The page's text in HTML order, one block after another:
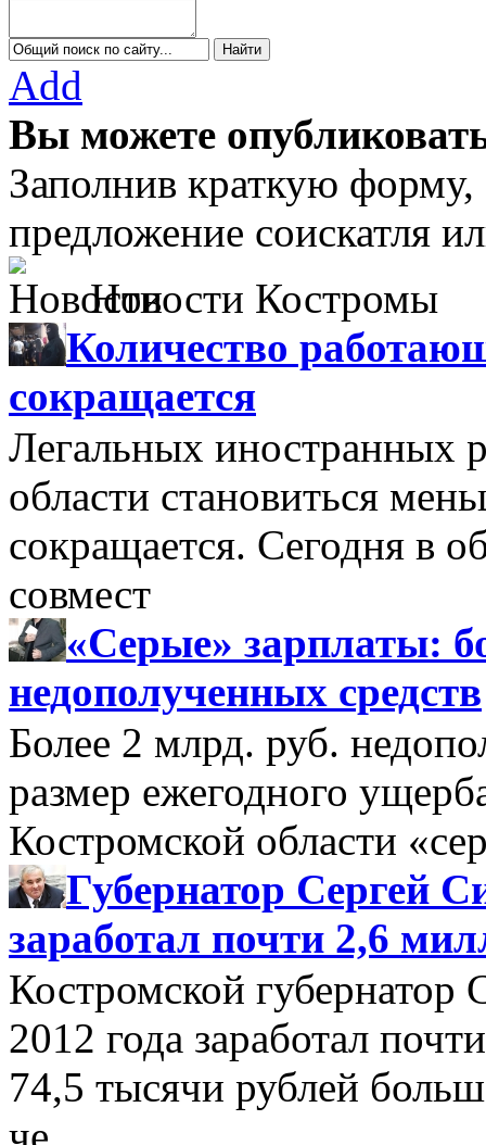
Add
Вы можете
Заполнив краткую
предложение соискатля
Новости Костромы
Количество
сокращается
Легальных иностранных
области становиться
сокращается. Сегодня в
совмест
«Серые» зарплаты:
недополученных средств
Более 2 млрд. руб.
размер ежегодного
Костромской области
Губернатор Сергей
заработал почти 2,6
Костромской губернатор
2012 года заработал
74,5 тысячи рублей
че